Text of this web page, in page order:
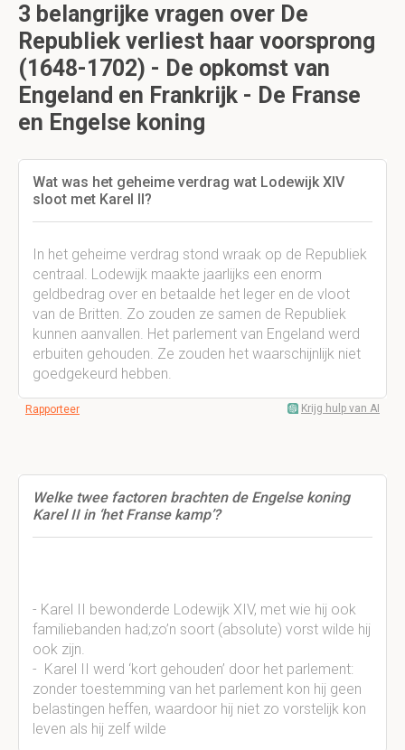
3 belangrijke vragen over De
Republiek verliest haar voorsprong
(1648-1702) - De opkomst van
Engeland en Frankrijk - De Franse
en Engelse koning
Wat was het geheime verdrag wat Lodewijk XIV
sloot met Karel II?
In het geheime verdrag stond wraak op de Republiek
centraal. Lodewijk maakte jaarlijks een enorm
geldbedrag over en betaalde het leger en de vloot
van de Britten. Zo zouden ze samen de Republiek
kunnen aanvallen. Het parlement van Engeland werd
erbuiten gehouden. Ze zouden het waarschijnlijk niet
goedgekeurd hebben.
Rapporteer Krijg hulp van AI
Welke twee factoren brachten de Engelse koning
Karel II in ‘het Franse kamp’?
- Karel II bewonderde Lodewijk XIV, met wie hij ook
familiebanden had;zo’n soort (absolute) vorst wilde hij
ook zijn.
- Karel II werd ‘kort gehouden’ door het parlement:
zonder toestemming van het parlement kon hij geen
belastingen heffen, waardoor hij niet zo vorstelijk kon
leven als hij zelf wilde